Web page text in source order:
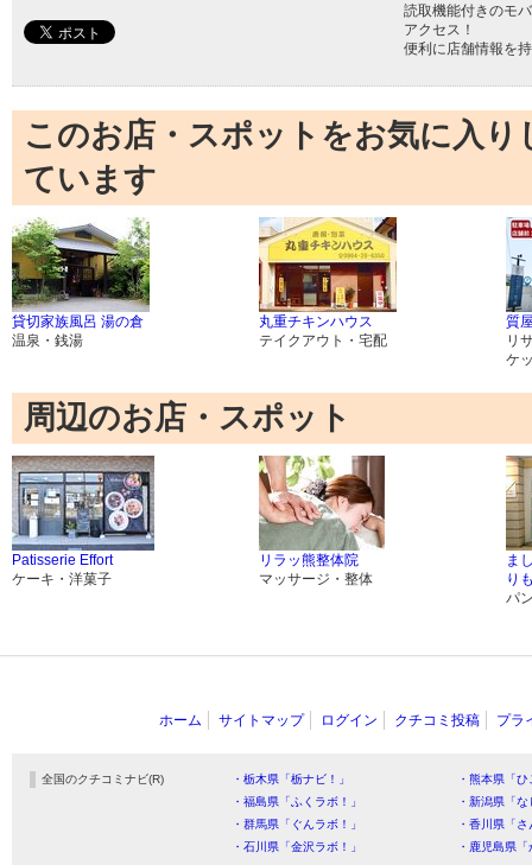
読取機能付きのモ
アクセス！
便利に店舗情報を
このお店・スポットをお気に入
ています
貸切家族風呂 湯の倉
温泉・銭湯
丸重チキンハウス
テイクアウト・宅配
質
リ
ケ
周辺のお店・スポット
Patisserie Effort
ケーキ・洋菓子
リラッ熊整体院
マッサージ・整体
ま
り
パ
ホーム サイトマップ ログイン クチコミ投稿 プラ
全国のクチコミナビ(R) ・栃木県「栃ナビ！」
・熊本県「
・福島県「ふくラボ！」
・新潟県「
・群馬県「ぐんラボ！」
・香川県「
・石川県「金沢ラボ！」
・鹿児島県